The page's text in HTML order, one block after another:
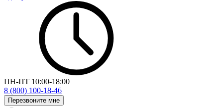
ПН-ПТ 10:00-18:00
8 (800) 100-18-46
Перезвоните мне